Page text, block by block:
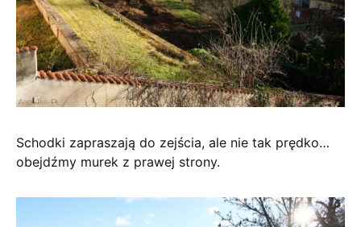
Schodki zapraszają do zejścia, ale nie tak prędko…
obejdźmy murek z prawej strony.